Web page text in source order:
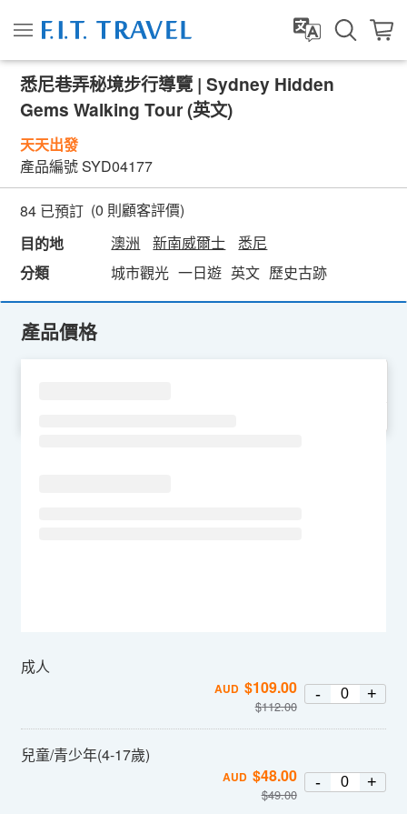
悉尼巷弄秘境步行導覽 | Sydney Hidden
Gems Walking Tour (英文)
天天出發
產品編號SYD04177
84 已預訂 (0 則顧客評價)
目的地
澳洲 新南威爾士
悉尼
分類
城市觀光 一日遊 英文 歷史古跡
產品價格
成人
AUD $109.00
$112.00
- +
兒童/青少年(4-17歲)
AUD $48.00
$49.00
- +